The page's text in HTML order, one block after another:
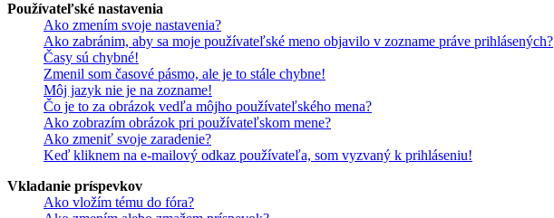
Používateľské nastavenia
Ako zmením svoje nastavenia?
Ako zabránim, aby sa moje používateľské meno objavilo v zozname práve prihlásených?
Časy sú chybné!
Zmenil som časové pásmo, ale je to stále chybne!
Môj jazyk nie je na zozname!
Čo je to za obrázok vedľa môjho používateľského mena?
Ako zobrazím obrázok pri používateľskom mene?
Ako zmeniť svoje zaradenie?
Keď kliknem na e-mailový odkaz používateľa, som vyzvaný k prihláseniu!
Vkladanie príspevkov
Ako vložím tému do fóra?